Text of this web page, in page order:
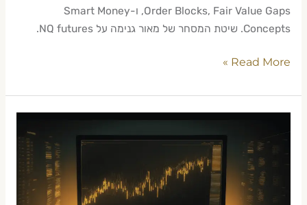
Order Blocks, Fair Value Gaps, ו-Smart Money
Concepts. שיטת המסחר של מאור גנימה על NQ futures.
Read More »
במסחר